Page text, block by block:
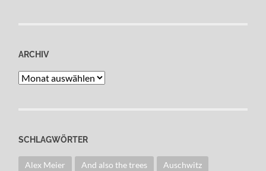
ARCHIV
Archiv
SCHLAGWÖRTER
Alex Meier And also the trees Auschwitz